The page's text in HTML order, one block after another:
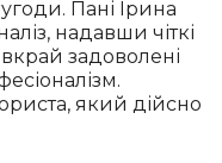
Пані Ірина
надавши чіткі
задоволені
який дійсно